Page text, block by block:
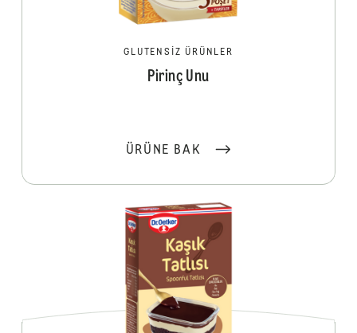
GLUTENSIZ ÜRÜNLER
Pirinç Unu
ÜRÜNE BAK